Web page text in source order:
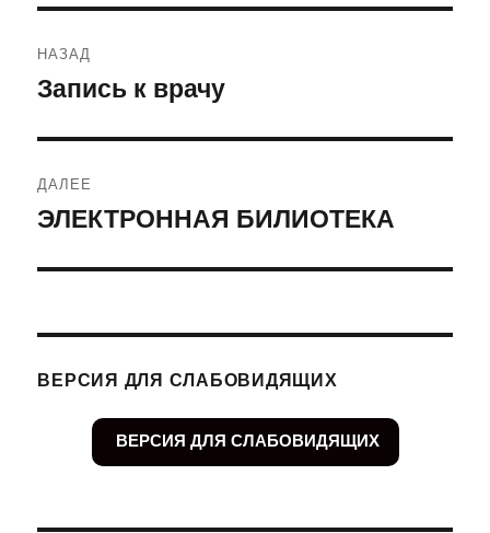
по
НАЗАД
Предыдущая
Запись к врачу
ДАЛЕЕ
Следующая
ЭЛЕКТРОННАЯ БИЛИОТЕКА
ВЕРСИЯ ДЛЯ СЛАБОВИДЯЩИХ
ВЕРСИЯ ДЛЯ СЛАБОВИДЯЩИХ